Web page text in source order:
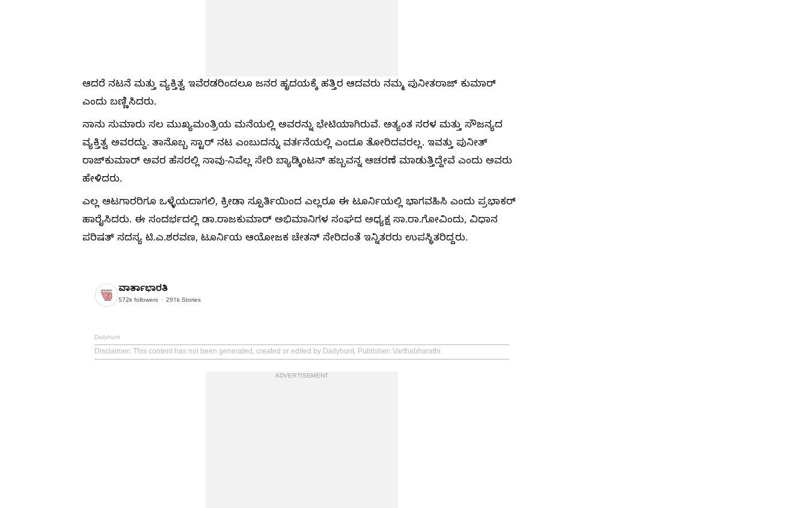
ಆದರೆ ನಟನೆ ಮತ್ತು ವ್ಯಕ್ತಿತ್ವ ಇವೆರಡರಿಂದಲೂ ಜನರ ಹೃದಯಕ್ಕೆ ಹತ್ತಿರ ಆದವರು ನಮ್ಮ ಪುನೀತರಾಜ್ ಕುಮಾರ್
ಎಂದು ಬಣ್ಣಿಸಿದರು.
ನಾನು ಸುಮಾರು ಸಲ ಮುಖ್ಯಮಂತ್ರಿಯ ಮನೆಯಲ್ಲಿ ಅವರನ್ನು ಭೇಟಿಯಾಗಿರುವೆ. ಅತ್ಯಂತ ಸರಳ ಮತ್ತು ಸೌಜನ್ಯದ
ವ್ಯಕ್ತಿತ್ವ ಅವರದ್ದು. ತಾನೊಬ್ಬ ಸ್ಟಾರ್ ನಟ ಎಂಬುದನ್ನು ವರ್ತನೆಯಲ್ಲಿ ಎಂದೂ ತೋರಿದವರಲ್ಲ. ಇವತ್ತು ಪುನೀತ್
ರಾಜ್‍ಕುಮಾರ್ ಅವರ ಹೆಸರಲ್ಲಿ ನಾವು-ನಿವೆಲ್ಲ ಸೇರಿ ಬ್ಯಾಡ್ಮಿಂಟನ್ ಹಬ್ಬವನ್ನ ಆಚರಣೆ ಮಾಡುತ್ತಿದ್ದೇವೆ ಎಂದು ಅವರು
ಹೇಳಿದರು.
ಎಲ್ಲ ಆಟಗಾರರಿಗೂ ಒಳ್ಳೆಯದಾಗಲಿ, ಕ್ರೀಡಾ ಸ್ಪೂರ್ತಿಯಿಂದ ಎಲ್ಲರೂ ಈ ಟೂರ್ನಿಯಲ್ಲಿ ಭಾಗವಹಿಸಿ ಎಂದು ಪ್ರಭಾಕರ್
ಹಾರೈಸಿದರು. ಈ ಸಂದರ್ಭದಲ್ಲಿ ಡಾ.ರಾಜಕುಮಾರ್ ಅಭಿಮಾನಿಗಳ ಸಂಘದ ಅಧ್ಯಕ್ಷ ಸಾ.ರಾ.ಗೋವಿಂದು, ವಿಧಾನ
ಪರಿಷತ್ ಸದಸ್ಯ ಟಿ.ಎ.ಶರವಣ, ಟೂರ್ನಿಯ ಆಯೋಜಕ ಚೇತನ್ ಸೇರಿದಂತೆ ಇನ್ನಿತರರು ಉಪಸ್ಥಿತರಿದ್ದರು.
ವಾರ್ತಾಭಾರತಿ
572k followers 291k Stories
Dailyhunt
Disclaimer: This content has not been generated, created or edited by Dailyhunt. Publisher: Varthabharathi
ADVERTISEMENT